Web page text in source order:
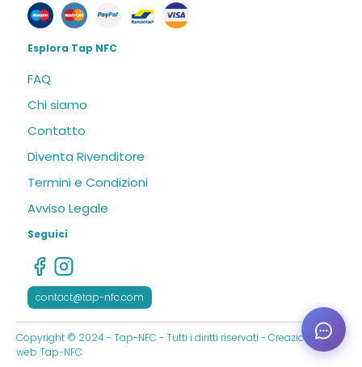
Esplora Tap NFC
FAQ
Chi siamo
Contatto
Diventa Rivenditore
Termini e Condizioni
Avviso Legale
Seguici
contact@tap-nfc.com
Copyright © 2024 - Tap-NFC - Tutti i diritti riservati - Creazione sito
web Tap-NFC
Ouvrir
les